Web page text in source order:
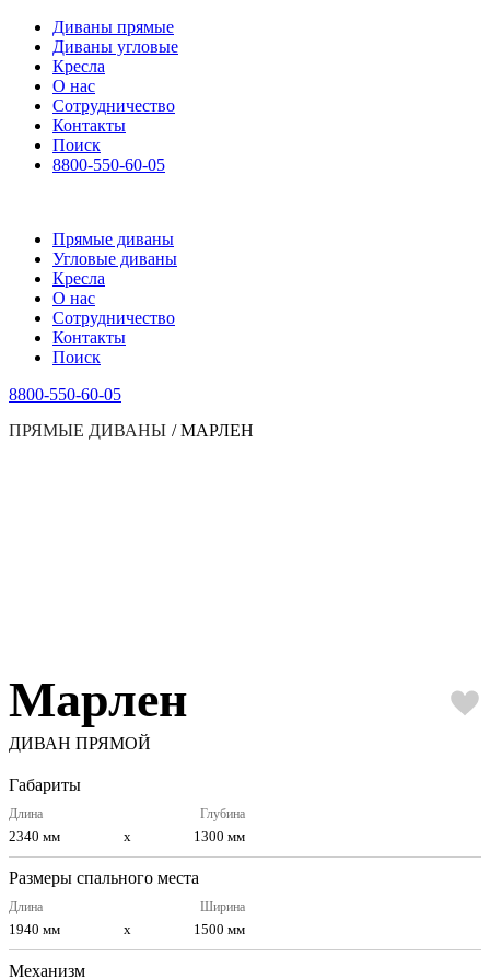
Диваны прямые
Диваны угловые
Кресла
О нас
Сотрудничество
Контакты
Поиск
8800-550-60-05
Прямые диваны
Угловые диваны
Кресла
О нас
Сотрудничество
Контакты
Поиск
8800-550-60-05
ПРЯМЫЕ ДИВАНЫ /МАРЛЕН
Марлен
ДИВАН ПРЯМОЙ
Габариты
Длина Глубина
2340 мм x 1300 мм
Размеры спального места
Длина Ширина
1940 мм x 1500 мм
Механизм